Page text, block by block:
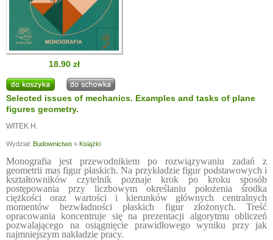
18.90 zł
Selected issues of mechanics. Examples and tasks of plane
figures geometry.
WITEK H.
Wydział: Budownictwo » Książki
Monografia jest przewodnikiem po rozwiązywaniu zadań z
geometrii mas figur płaskich. Na przykładzie figur podstawowych i
kształtowników czytelnik poznaje krok po kroku sposób
postępowania przy liczbowym określaniu położenia środka
ciężkości oraz wartości i kierunków głównych centralnych
momentów bezwładności płaskich figur złożonych. Treść
opracowania koncentruje się na prezentacji algorytmu obliczeń
pozwalającego na osiągnięcie prawidłowego wyniku przy jak
najmniejszym nakładzie pracy.